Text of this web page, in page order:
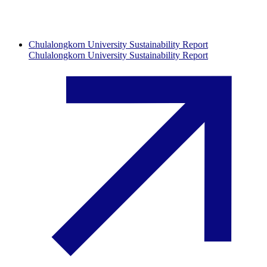
Chulalongkorn University Sustainability Report
Chulalongkorn University Sustainability Report